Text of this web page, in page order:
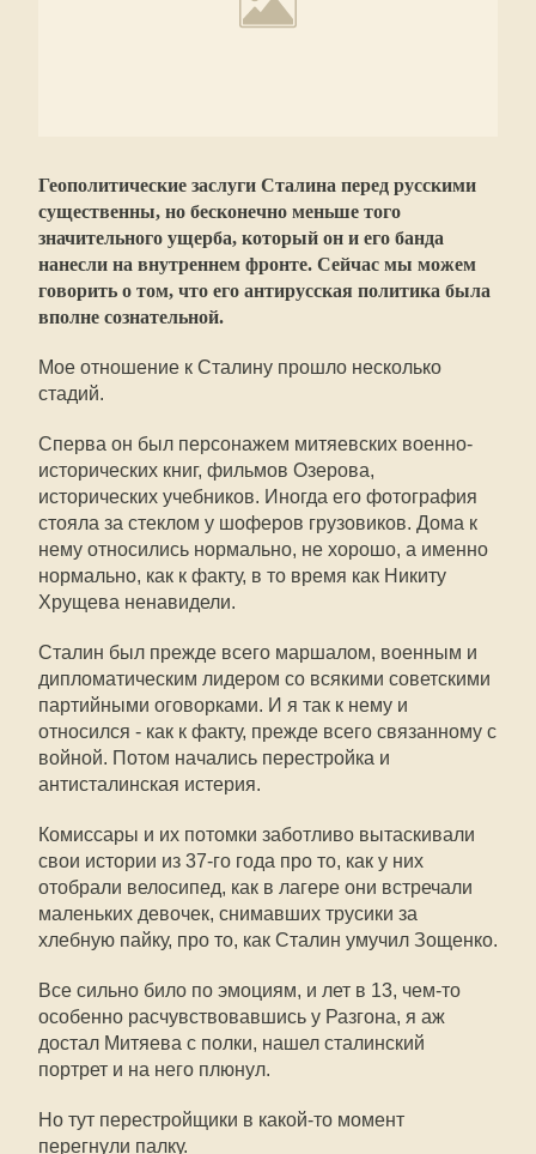
Геополитические заслуги Сталина перед русскими
существенны, но бесконечно меньше того
значительного ущерба, который он и его банда
нанесли на внутреннем фронте. Сейчас мы можем
говорить о том, что его антирусская политика была
вполне сознательной.
Мое отношение к Сталину прошло несколько
стадий.
Сперва он был персонажем митяевских военно-
исторических книг, фильмов Озерова,
исторических учебников. Иногда его фотография
стояла за стеклом у шоферов грузовиков. Дома к
нему относились нормально, не хорошо, а именно
нормально, как к факту, в то время как Никиту
Хрущева ненавидели.
Сталин был прежде всего маршалом, военным и
дипломатическим лидером со всякими советскими
партийными оговорками. И я так к нему и
относился - как к факту, прежде всего связанному с
войной. Потом начались перестройка и
антисталинская истерия.
Комиссары и их потомки заботливо вытаскивали
свои истории из 37-го года про то, как у них
отобрали велосипед, как в лагере они встречали
маленьких девочек, снимавших трусики за
хлебную пайку, про то, как Сталин умучил Зощенко.
Все сильно било по эмоциям, и лет в 13, чем-то
особенно расчувствовавшись у Разгона, я аж
достал Митяева с полки, нашел сталинский
портрет и на него плюнул.
Но тут перестройщики в какой-то момент
перегнули палку.